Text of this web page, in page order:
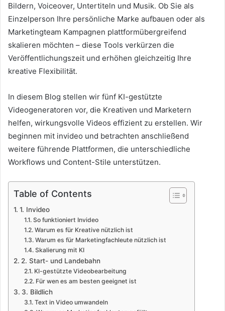
Bildern, Voiceover, Untertiteln und Musik. Ob Sie als
Einzelperson Ihre persönliche Marke aufbauen oder als
Marketingteam Kampagnen plattformübergreifend
skalieren möchten – diese Tools verkürzen die
Veröffentlichungszeit und erhöhen gleichzeitig Ihre
kreative Flexibilität.
In diesem Blog stellen wir fünf KI-gestützte
Videogeneratoren vor, die Kreativen und Marketern
helfen, wirkungsvolle Videos effizient zu erstellen. Wir
beginnen mit invideo und betrachten anschließend
weitere führende Plattformen, die unterschiedliche
Workflows und Content-Stile unterstützen.
Table of Contents
1. Invideo
So funktioniert Invideo
Warum es für Kreative nützlich ist
Warum es für Marketingfachleute nützlich ist
Skalierung mit KI
2. Start- und Landebahn
KI-gestützte Videobearbeitung
Für wen es am besten geeignet ist
3. Bildlich
Text in Video umwandeln